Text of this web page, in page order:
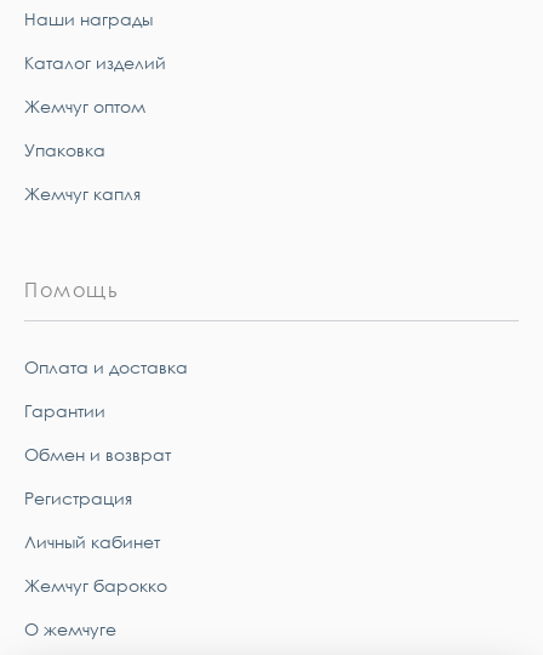
Наши награды
Каталог изделий
Жемчуг оптом
Упаковка
Жемчуг капля
Помощь
Оплата и доставка
Гарантии
Обмен и возврат
Регистрация
Личный кабинет
Жемчуг барокко
О жемчуге